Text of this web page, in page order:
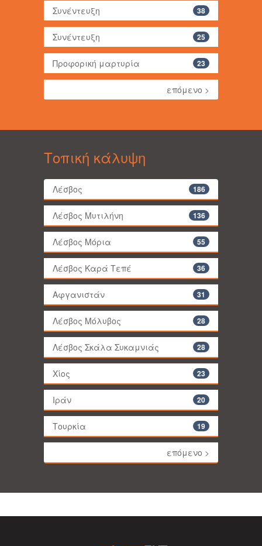
38
Συνέντευξη
25
Συνέντευξη
23
Προφορική μαρτυρία
επόμενο >
Τοπική κάλυψη
186
Λέσβος
136
Λέσβος Μυτιλήνη
55
Λέσβος Μόρια
36
Λέσβος Καρά Τεπέ
31
Αφγανιστάν
28
Λέσβος Μόλυβος
28
Λέσβος Σκάλα Συκαμνιάς
23
Χίος
20
Ιράν
19
Τουρκία
επόμενο >